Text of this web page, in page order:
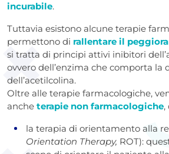
incurabile.
Tuttavia esistono alcune terapie
permettono di rallentare il
si tratta di principi attivi inibitori
ovvero dell’enzima che comporta la
dell’acetilcolina.
Oltre alle terapie farmacologiche,
anche terapie non farmacologiche,
la terapia di orientamento alla
Orientation Therapy, ROT):